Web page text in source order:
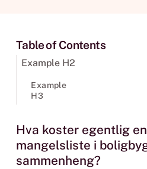
Table of Contents
Example H2
Example
H3
Hva koster egentlig
mangelsliste i
sammenheng?